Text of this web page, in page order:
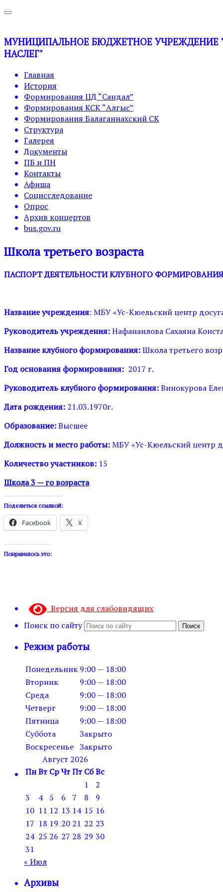
МУНИЦИПАЛЬНОЕ БЮДЖЕТНОЕ УЧРЕЖДЕНИЕ
НАСЛЕГ"
Главная
История
Формирования ЦД “Сандал”
Формирования КСК “Алгыс”
Формирования Балаганнахский СК
Структура
Галерея
Документы
ПБ и ПН
Контакты
Афиша
Социсследование
Опрос
Архив концертов
bus.gov.ru
Школа третьего возраста
ПАСПОРТ ДЕЯТЕЛЬНОСТИ КЛУБНОГО ФОРМИРОВАНИЯ
Название учреждения: МБУ «Ус-Кюельский центр
Руководитель учреждения:Нафанаилова Сахаяна
Название клубного формирования: Школа третьего
Год основания формирования: 2017 г.
Руководитель клубного формирования:Винокурова
Дата рождения: 21.03.1970г.
Образование:Высшее
Должность и место работы:МБУ «Ус-Кюельский центр
Количество участников: 15
Школа 3 — го возраста
Поделиться ссылкой:
Facebook X
Понравилось это:
Версия для слабовидящих
Поиск по сайту
Поиск
Режим работы
Понедельник 9:00 — 18:00
Вторник
9:00 — 18:00
Среда
9:00 — 18:00
Четверг
9:00 — 18:00
Пятница
9:00 — 18:00
Суббота
Закрыто
Воскресенье Закрыто
Август 2026
ПнВт СрЧтПт СбВс
1
2
3
4 5 6 7 8
9
10 11 12 13 14 15 16
17 18 19 20 21 22 23
24 25 26 27 28 29 30
31
« Июл
Архивы